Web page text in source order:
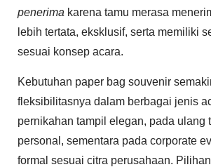
penerima karena tamu merasa
lebih tertata, eksklusif, serta memiliki
sesuai konsep acara.
Kebutuhan paper bag souvenir
fleksibilitasnya dalam berbagai jenis
pernikahan tampil elegan, pada ulang
personal, sementara pada corporate
formal sesuai citra perusahaan.